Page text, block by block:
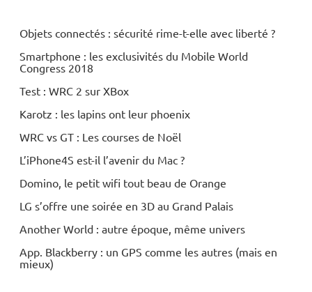
Objets connectés : sécurité rime-t-elle avec liberté ?
Smartphone : les exclusivités du Mobile World
Congress 2018
Test : WRC 2 sur XBox
Karotz : les lapins ont leur phoenix
WRC vs GT : Les courses de Noël
L’iPhone4S est-il l’avenir du Mac ?
Domino, le petit wifi tout beau de Orange
LG s’offre une soirée en 3D au Grand Palais
Another World : autre époque, même univers
App. Blackberry : un GPS comme les autres (mais en
mieux)